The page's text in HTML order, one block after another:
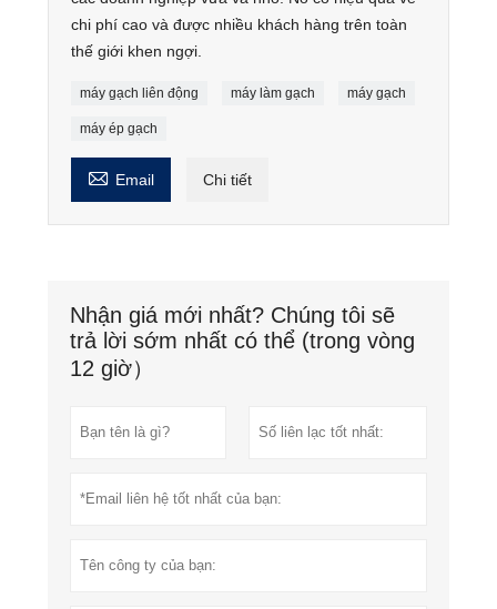
chi phí cao và được nhiều khách hàng trên toàn
thế giới khen ngợi.
máy gạch liên động máy làm gạch máy gạch
máy ép gạch
 Email Chi tiết
Nhận giá mới nhất? Chúng tôi sẽ
trả lời sớm nhất có thể (trong vòng
12 giờ）